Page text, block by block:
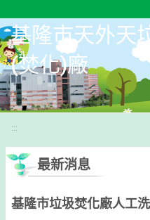
基隆市天外天
(焚化)廠
:::
最新消息
基隆市垃圾焚化廠人工